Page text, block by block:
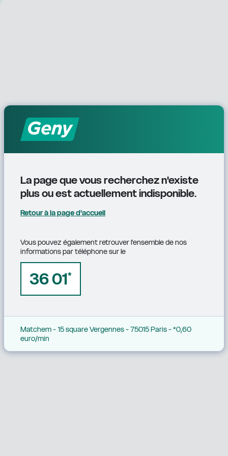
La page que vous recherchez n'existe
plus ou est actuellement indisponible.
Retour à la page d'accueil
Vous pouvez également retrouver l'ensemble de nos
informations par téléphone sur le
36 01*
Matchem - 15 square Vergennes - 75015 Paris - *0,60
euro/min